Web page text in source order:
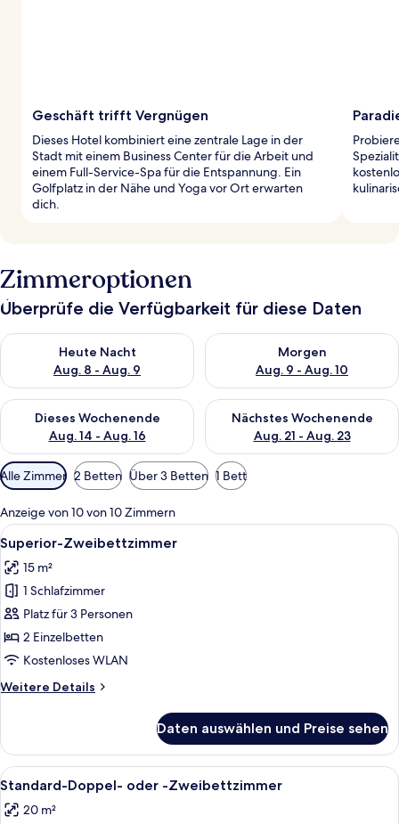
Geschäft trifft Vergnügen
Dieses Hotel kombiniert eine zentrale Lage in der
Stadt mit einem Business Center für die Arbeit und
einem Full-Service-Spa für die Entspannung. Ein
Golfplatz in der Nähe und Yoga vor Ort erwarten
dich.
Zimmeroptionen
Überprüfe die Verfügbarkeit für diese Daten
Heute Nacht
Aug. 8 - Aug. 9
Überprüfe die Verfügbarkeit für heute Nacht, Aug. 8 - Aug. 9.
Morgen
Aug. 9 - Aug. 10
Überprüfe die Verfügbarkeit
Dieses Wochenende
Aug. 14 - Aug. 16
Überprüfe die Verfügbarkeit für dieses Wochenende, Aug. 14
Nächstes Wochenende
Aug. 21 - Aug. 23
Überprüfe die Verfügbarkeit
Verfügbare
Filter
für
Zimmer
Alle Zimmer 2 Betten Über 3 Betten 1 Bett
Anzeige von 10 von 10 Zimmern
Alle
Fotos
für
Superior-
Zweibettzimmer
anzeigen
Ein ordentlich bezogenes Bett mit
4
Superior-Zweibettzimmer
15 m²
1 Schlafzimmer
Platz für 3 Personen
2 Einzelbetten
Kostenloses WLAN
Weitere Details
Weitere
Zweibettzimmer
Daten auswählen und Preise sehen
Alle
Fotos
für
Ein Hotelzimmer mit einem großen
5
Standard-Doppel- oder -Zweibettzimmer
20 m²